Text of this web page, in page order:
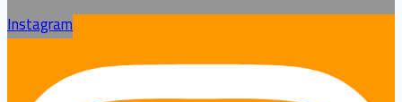
Instagram